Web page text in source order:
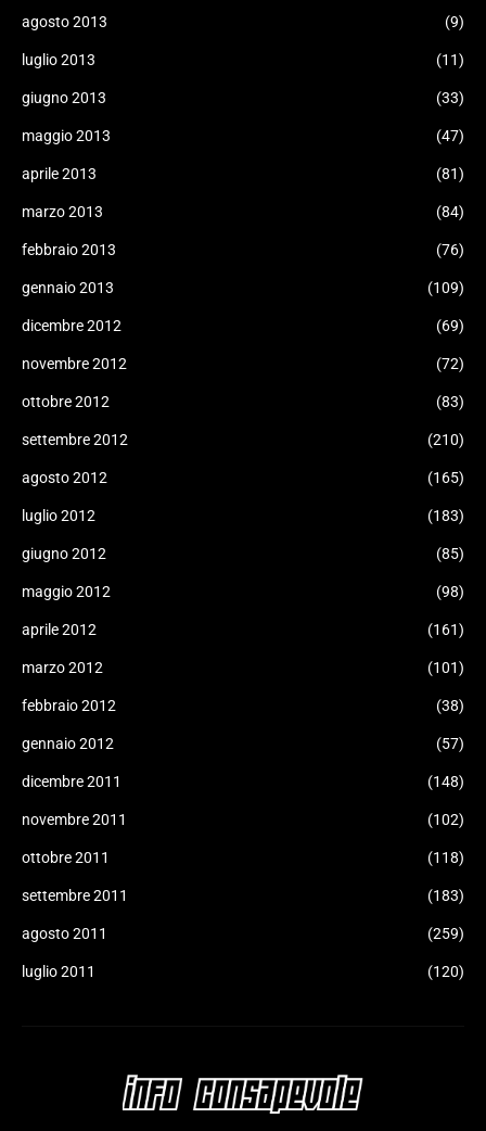
agosto 2013 (9)
luglio 2013 (11)
giugno 2013 (33)
maggio 2013 (47)
aprile 2013 (81)
marzo 2013 (84)
febbraio 2013 (76)
gennaio 2013 (109)
dicembre 2012 (69)
novembre 2012 (72)
ottobre 2012 (83)
settembre 2012 (210)
agosto 2012 (165)
luglio 2012 (183)
giugno 2012 (85)
maggio 2012 (98)
aprile 2012 (161)
marzo 2012 (101)
febbraio 2012 (38)
gennaio 2012 (57)
dicembre 2011 (148)
novembre 2011 (102)
ottobre 2011 (118)
settembre 2011 (183)
agosto 2011 (259)
luglio 2011 (120)